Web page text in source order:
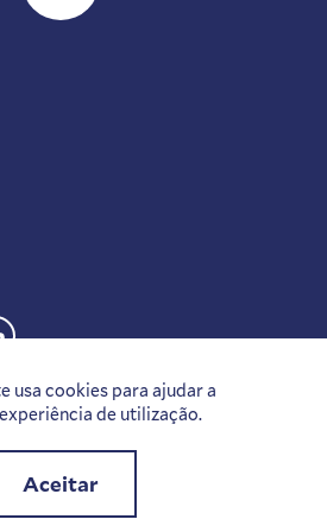
usa cookies para ajudar a
de utilização.
Aceitar